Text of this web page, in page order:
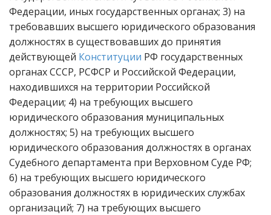
Федерации, иных государственных органах; 3) на
требовавших высшего юридического образования
должностях в существовавших до принятия
действующей Конституции РФ государственных
органах СССР, РСФСР и Российской Федерации,
находившихся на территории Российской
Федерации; 4) на требующих высшего
юридического образования муниципальных
должностях; 5) на требующих высшего
юридического образования должностях в органах
Судебного департамента при Верховном Суде РФ;
6) на требующих высшего юридического
образования должностях в юридических службах
организаций; 7) на требующих высшего